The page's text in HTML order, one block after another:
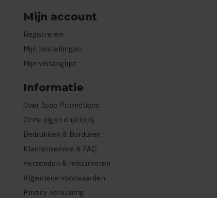
Mijn account
Registreren
Mijn bestellingen
Mijn verlanglijst
Informatie
Over Jobo Promotions
Onze eigen drukkerij
Bedrukken & Borduren
Klantenservice & FAQ
Verzenden & retourneren
Algemene voorwaarden
Privacy-verklaring